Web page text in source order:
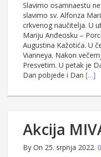
Slavimo osamnaestu
slavimo sv. Alfonza
crkvenog naučitelja. U
Mariju Anđeosku –
Augustina Kažotića. U
Vianneya. Nakon
Presvetim. U petak je
Dan pobjede i Dan […]
Akcija
By On 25. srpnja 2022. 0